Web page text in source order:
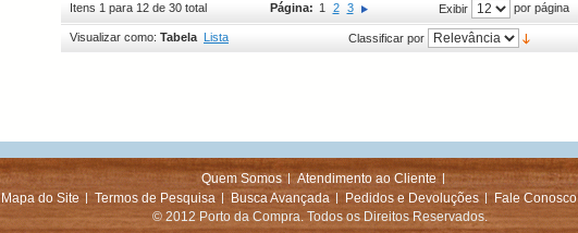
Itens 1 para 12 de 30 total Exibir por página
Página: 1 2 3
Visualizar como: Tabela Lista Classificar por
Quem Somos
Atendimento ao Cliente
Mapa do Site
Termos de Pesquisa Busca Avançada Pedidos e Devoluções Fale Conosco
© 2012 Porto da Compra. Todos os Direitos Reservados.